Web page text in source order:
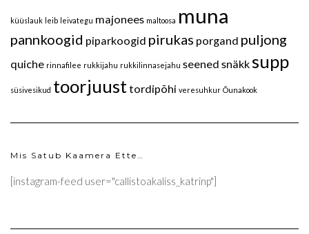
küüslauk leib leivategu majonees maltoosa muna
pannkoogid piparkoogid pirukas porgand puljong
quiche rinnafilee rukkijahu rukkilinnasejahu seened snäkk supp
süsivesikud toorjuust tordipõhi veresuhkur Õunakook
Mis Satub Kaamera Ette…
[instagram-feed user="callistoakaliss_katrinp"]